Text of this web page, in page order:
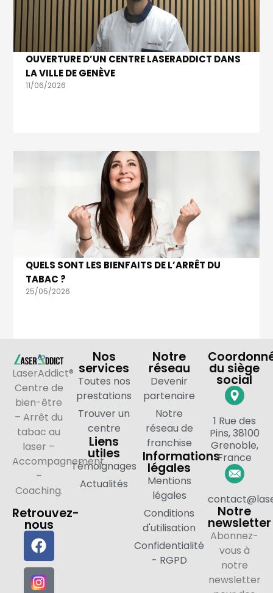
OUVERTURE D’UN CENTRE LASERADDICT DANS
LA VILLE DE GENÈVE
11/06/2026
QUELS SONT LES BIENFAITS DE L’ARRÊT DU
TABAC ?
25/05/2026
LaserAddict®
Centre de
bien-être
– Arrêt du
tabac au
laser –
Accompagnement
–
Coaching.
Retrouvez-
nous
Nos
services
Toutes nos
prestations
Trouver un
centre
Liens
utiles
Témoignages
Actualités
Notre
réseau
Devenir
partenaire
Notre
réseau de
franchise
Informations
légales
Mentions
légales
Conditions
d'utilisation
Confidentialité
- RGPD
du siège
social
1 Rue des
Pins, 38100
Grenoble,
France
Notre
newsletter
Abonnez-
vous à
notre
newsletter